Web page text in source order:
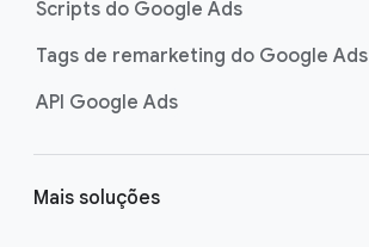
Scripts do Google Ads
Tags de remarketing do Google Ads
API Google Ads
Mais soluções